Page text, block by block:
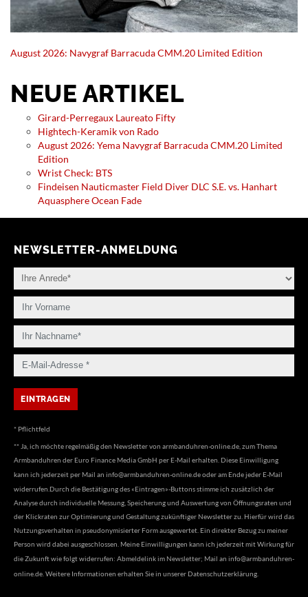
August 2026: Navygraf Barracuda CMM.20 Limited Edition
NEUE ARTIKEL
Girard-Perregaux Laureato Fifty
Hightech-Keramik von Rado
August 2026: Yema Navygraf Barracuda CMM.20 Limited
Edition
Wrist Check: BTS
Findeisen Nauticmaster Field Diver DLC S.E. vs. Hanhart
Aquasphere Ocean Fade
NEWSLETTER-ANMELDUNG
* Pflichtfeld
** Ja, ich möchte regelmäßig den Newsletter von armbanduhren-online.de, zum Thema
Armbanduhren der Euro Finance Media GmbH per E-Mail erhalten. Diese Einwilligung
kann ich jederzeit per Mail an info@armbanduhren-online.deoder am Ende jeder E-Mail
widerrufen.Durch die Bestätigung des «Eintragen»-Buttons stimme ich zusätzlich der
Analyse durch individuelle Messung, Speicherung und Auswertung von Öffnungsraten und
der Klickraten zur Optimierung und Gestaltung zukünftiger Newsletter zu. Hierfür wird das
Nutzungsverhalten in pseudonymisierter Form ausgewertet. Ein direkter Bezug zu meiner
Person wird dabei ausgeschlossen. Meine Einwilligungen kann ich jederzeit mit Wirkung für
die Zukunft wie folgt widerrufen: Abmeldelink im Newsletter; Mail an info@armbanduhren-
online.de . Weitere Informationen erhalten Sie in unserer Datenschutzerklärung